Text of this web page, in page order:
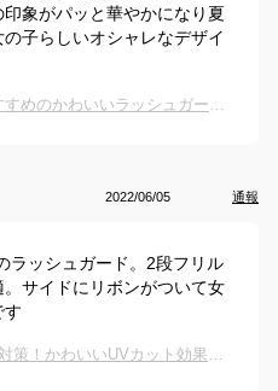
象がパッと華やかになり夏
子らしいオシャレなデザイ
海で紫外線対策！女の子におすすめのかわいいラッシュガードは？
2022/06/05 通報
ラッシュガード。2段フリル
サイドにリボンがついて女
す
【4歳女の子】プールで日焼け対策！かわいいUVカット効果のあるラッシュガードは？